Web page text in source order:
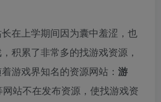
在上学期间因为囊中羞涩，也
积累了非常多的找游戏资源，
游戏界知名的资源网站： 游
网站不在发布资源，使找游戏资